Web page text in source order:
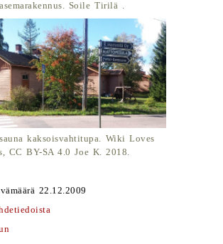
Soile Tirilä .
kaksoisvahtitupa. Wiki Loves
CC BY-SA 4.0 Joe K. 2018.
22.12.2009